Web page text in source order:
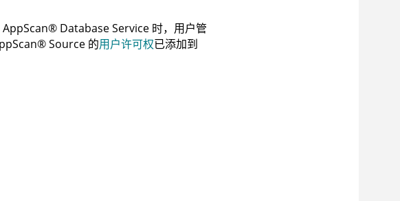
AppScan®Database Service时，用户管
®Source的用户许可权已添加到